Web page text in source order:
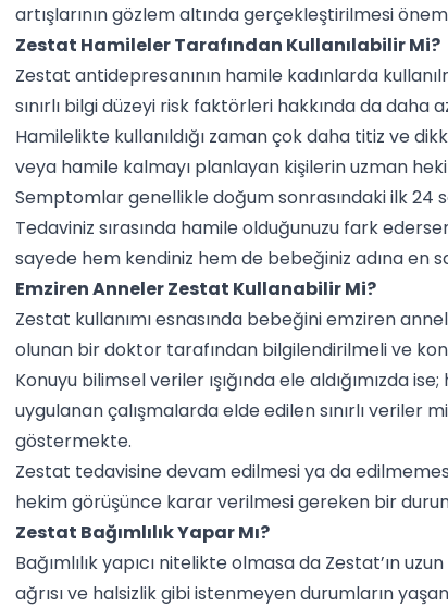
artışlarının gözlem altında gerçekleştirilmesi
Zestat Hamileler Tarafından Kullanılabilir Mi?
Zestat antidepresanının hamile kadınlarda
sınırlı bilgi düzeyi risk faktörleri hakkında da
Hamilelikte kullanıldığı zaman çok daha titiz ve
veya hamile kalmayı planlayan kişilerin uzman
Semptomlar genellikle doğum sonrasındaki ilk 24
Tedaviniz sırasında hamile olduğunuzu fark
sayede hem kendiniz hem de bebeğiniz adına en
Emziren Anneler Zestat Kullanabilir Mi?
Zestat kullanımı esnasında bebeğini emziren
olunan bir doktor tarafından bilgilendirilmeli ve
Konuyu bilimsel veriler ışığında ele aldığımızda
uygulanan çalışmalarda elde edilen sınırlı
göstermekte.
Zestat tedavisine devam edilmesi ya da
hekim görüşünce karar verilmesi gereken bir
Zestat Bağımlılık Yapar Mı?
Bağımlılık yapıcı nitelikte olmasa da Zestat’ın
ağrısı ve halsizlik gibi istenmeyen durumların